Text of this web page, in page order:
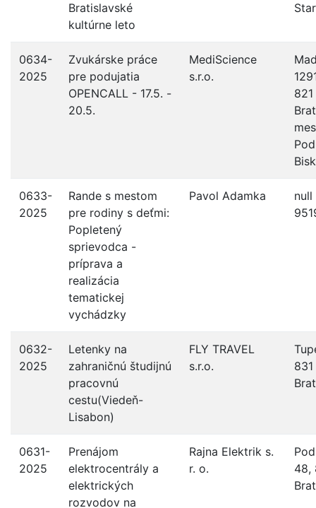
Bratislavské
kultúrne leto
0634-
2025
Zvukárske práce
pre podujatia
OPENCALL - 17.5. -
20.5.
MediScience
s.r.o.
0633-
2025
Rande s mestom
pre rodiny s deťmi:
Popletený
sprievodca -
príprava a
realizácia
tematickej
vychádzky
Pavol Adamka
null
0632-
2025
Letenky na
zahraničnú študijnú
pracovnú
cestu(Viedeň-
Lisabon)
FLY TRAVEL
s.r.o.
831
0631-
2025
Prenájom
elektrocentrály a
elektrických
rozvodov na
Rajna Elektrik s.
r. o.
48,